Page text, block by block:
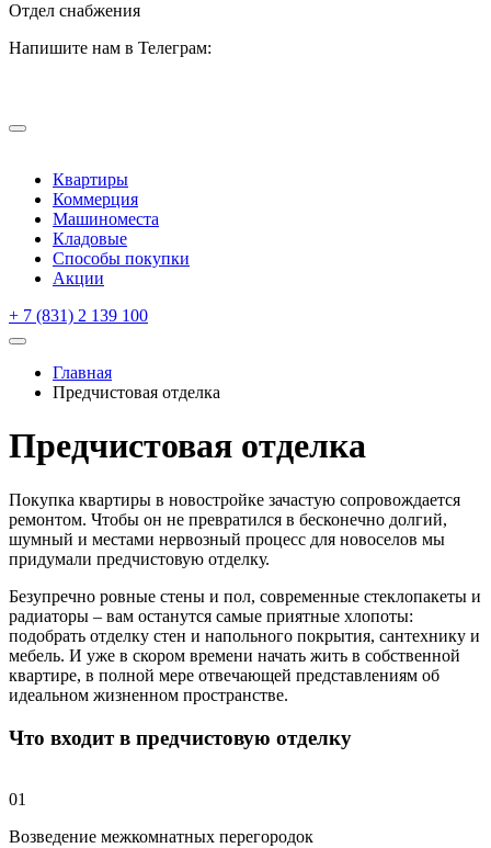
Отдел снабжения
Напишите нам в Телеграм:
Квартиры
Коммерция
Машиноместа
Кладовые
Способы покупки
Акции
+ 7 (831) 2 139 100
Главная
Предчистовая отделка
Предчистовая отделка
Покупка квартиры в новостройке зачастую сопровождается
ремонтом. Чтобы он не превратился в бесконечно долгий,
шумный и местами нервозный процесс для новоселов мы
придумали предчистовую отделку.
Безупречно ровные стены и пол, современные стеклопакеты и
радиаторы – вам останутся самые приятные хлопоты:
подобрать отделку стен и напольного покрытия, сантехнику и
мебель. И уже в скором времени начать жить в собственной
квартире, в полной мере отвечающей представлениям об
идеальном жизненном пространстве.
Что входит в предчистовую отделку
01
Возведение межкомнатных перегородок